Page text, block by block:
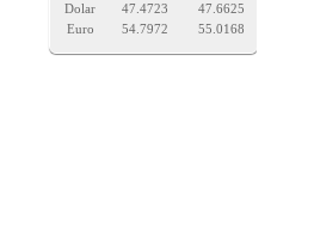
Dolar 47.4723
47.6625
Euro
54.7972 55.0168